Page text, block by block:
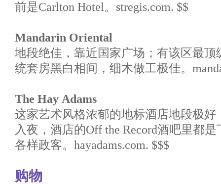
前是Carlton Hotel。stregis.com. $$
Mandarin Oriental
地段绝佳，靠近国家广场；有该区最顶
统套房黑白相间，细木做工极佳。
The Hay Adams
这家艺术风格浓郁的地标酒店地段极
入夜，酒店的Off the Record酒吧里都
各样政客。hayadams.com. $$$
购物